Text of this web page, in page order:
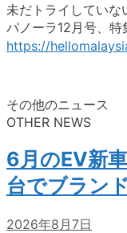
未だトライしてい
パノーラ12月号、特
https://
その他のニュース
OTHER NEWS
6月のEV新
台でブラン
2026年8月7日